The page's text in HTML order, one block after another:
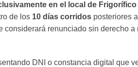
en el local de
de los 10 días corridos posteriores
considerará renunciado sin derecho
DNI o constancia digital que